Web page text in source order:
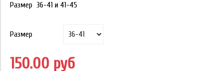
Размер 36-41 и 41-45
Размер
150.00 руб